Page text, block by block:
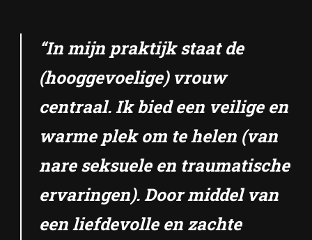
“In mijn praktijk staat de
(hooggevoelige) vrouw
centraal. Ik bied een veilige en
warme plek om te helen (van
nare seksuele en traumatische
ervaringen). Door middel van
een liefdevolle en zachte